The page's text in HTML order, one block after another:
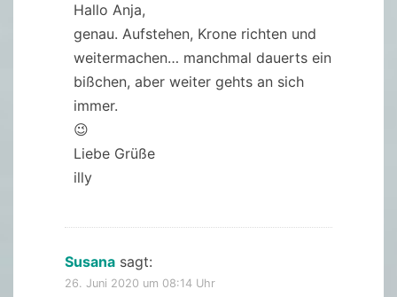
Hallo Anja,
genau. Aufstehen, Krone richten und
weitermachen… manchmal dauerts ein
bißchen, aber weiter gehts an sich
immer.
😉
Liebe Grüße
illy
Susana sagt:
26. Juni 2020 um 08:14 Uhr